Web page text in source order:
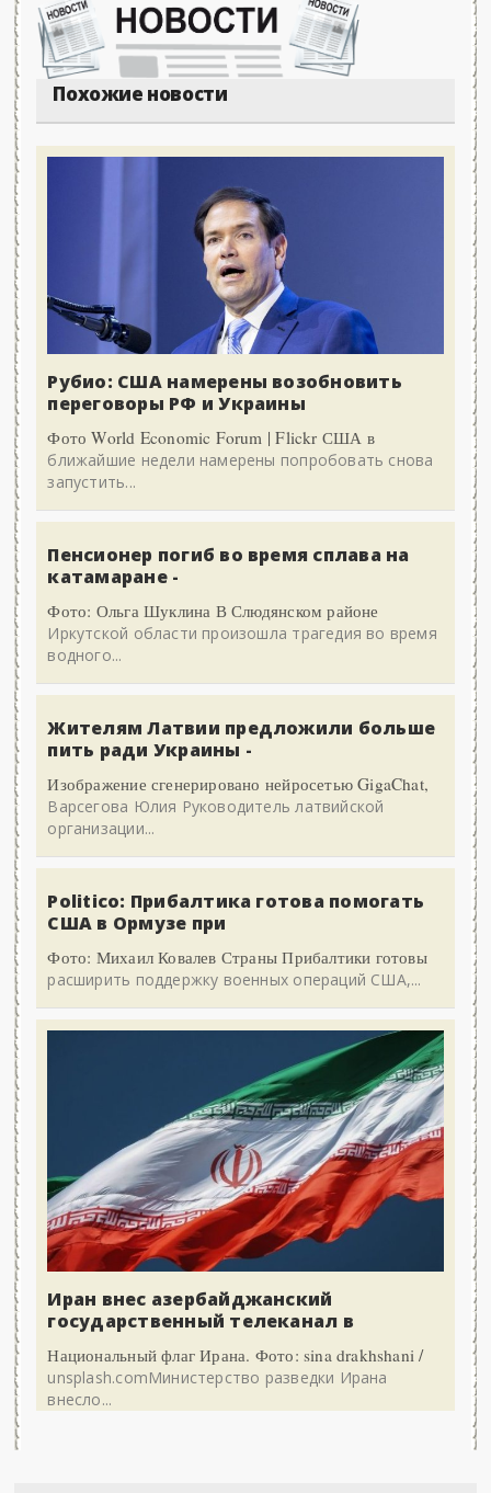
Похожие новости
Рубио: США намерены возобновить
переговоры РФ и Украины
Фото World Economic Forum | Flickr США в
ближайшие недели намерены попробовать снова
запустить...
Пенсионер погиб во время сплава на
катамаране -
Фото: Ольга Шуклина В Слюдянском районе
Иркутской области произошла трагедия во время
водного...
Жителям Латвии предложили больше
пить ради Украины -
Изображение сгенерировано нейросетью GigaChat,
Варсегова Юлия Руководитель латвийской
организации...
Politico: Прибалтика готова помогать
США в Ормузе при
Фото: Михаил Ковалев Страны Прибалтики готовы
расширить поддержку военных операций США,...
Иран внес азербайджанский
государственный телеканал в
Национальный флаг Ирана. Фото: sina drakhshani /
unsplash.comМинистерство разведки Ирана
внесло...